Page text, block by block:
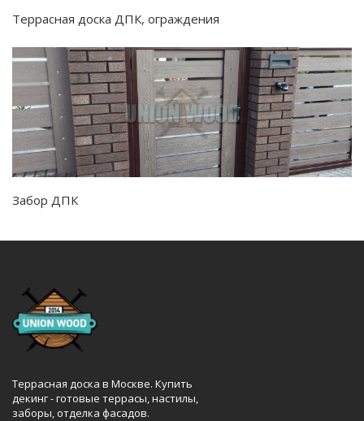
Террасная доска ДПК, ограждения
Забор ДПК
Террасная доска в Москве. Купить
декинг - готовые террасы, настилы,
заборы, отделка фасадов.